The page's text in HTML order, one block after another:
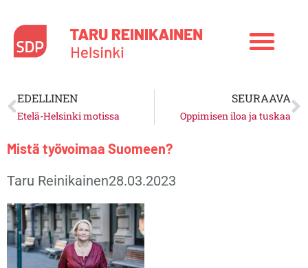
sisältöön
Prev
EDELLINEN
Etelä-Helsinki motissa
SEURAAVA
Oppimisen iloa ja tuskaa
Mistä työvoimaa Suomeen?
Taru Reinikainen28.03.2023